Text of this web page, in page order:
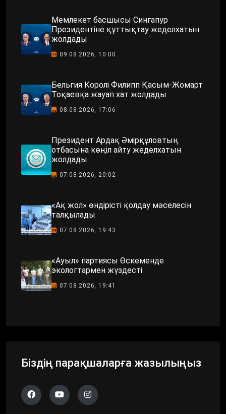
Мемлекет басшысы Сингапур
Президентіне құттықтау жеделхатын
жолдады
09.08.2026, 10:00
Бельгия Королі Филипп Қасым-Жомарт
Тоқаевқа жауап хат жолдады
08.08.2026, 17:06
Президент Ардақ Әмірқұловтың
отбасына көңіл айту жеделхатын
жолдады
07.08.2026, 20:02
«Ақ жол» өндірісті қолдау мәселесін
талқылады
07.08.2026, 19:43
«Ауыл» партиясы Өскеменде
экологтармен жүздесті
07.08.2026, 19:41
Біздің парақшаларға жазылыңыз